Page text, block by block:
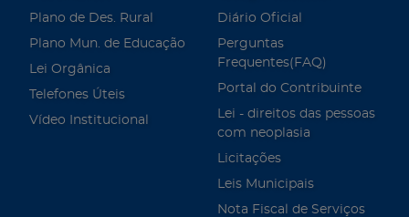
Plano de Des. Rural
Plano Mun. de Educação
Lei Orgânica
Telefones Úteis
Vídeo Institucional
Diário Oficial
Perguntas
Frequentes(FAQ)
Portal do Contribuinte
Lei - direitos das pessoas
com neoplasia
Licitações
Leis Municipais
Nota Fiscal de Serviços